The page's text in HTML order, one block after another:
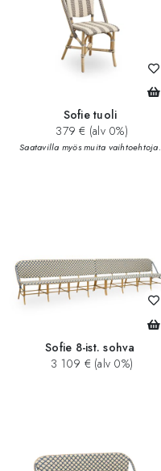
Sofie tuoli
379 € (alv 0%)
Saatavilla myös muita vaihtoehtoja.
Sofie 8-ist. sohva
3 109 € (alv 0%)